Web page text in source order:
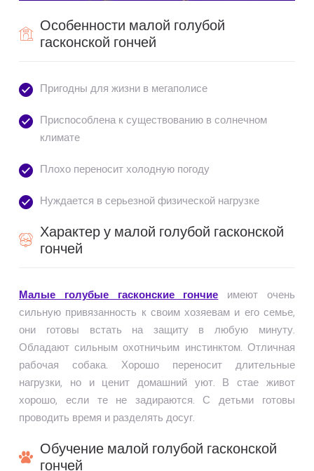
Особенности малой голубой
гасконской гончей
Пригодны для жизни в мегаполисе
Приспособлена к существованию в солнечном
климате
Плохо переносит холодную погоду
Нуждается в серьезной физической нагрузке
Характер у малой голубой гасконской
гончей
Малые голубые гасконские гончие имеют очень
сильную привязанность к своим хозяевам и его семье,
они готовы встать на защиту в любую минуту.
Обладают сильным охотничьим инстинктом. Отличная
рабочая собака. Хорошо переносит длительные
нагрузки, но и ценит домашний уют. В стае живот
хорошо, если те не задираются. С детьми готовы
проводить время и разделять досуг.
Обучение малой голубой гасконской
гончей